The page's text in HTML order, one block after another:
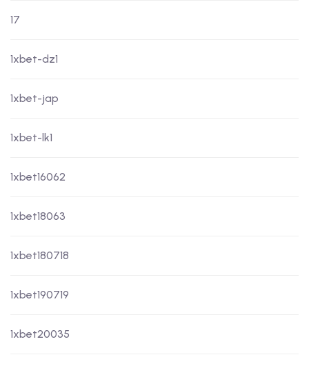
17
1xbet-dz1
1xbet-jap
1xbet-lk1
1xbet16062
1xbet18063
1xbet180718
1xbet190719
1xbet20035